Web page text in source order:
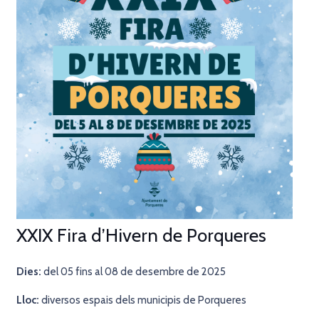
XXIX Fira d’Hivern de Porqueres
Dies: del 05 fins al 08 de desembre de 2025
Lloc: diversos espais dels municipis de Porqueres